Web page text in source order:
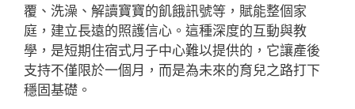
覆、洗澡、解讀寶寶的飢餓訊號等，賦能整個家
庭，建立長遠的照護信心。這種深度的互動與教
學，是短期住宿式月子中心難以提供的，它讓產後
支持不僅限於一個月，而是為未來的育兒之路打下
穩固基礎。